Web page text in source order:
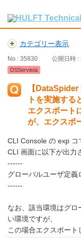
カテゴリー表示
No : 35830 公開日時
DSServista
【
トを実施する
エクスポート
が、エクスポ
CLI Console の exp コ
CLI 画面に以下が出力
------
グローバルユーザ定義
------
なお、該当環境はグロ
い環境ですが、
この場合エクスポート